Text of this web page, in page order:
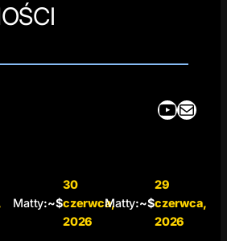
YouTube Mail
Matty:~$
30
czerwca,
2026
Matty:~$
29
czerwca,
2026